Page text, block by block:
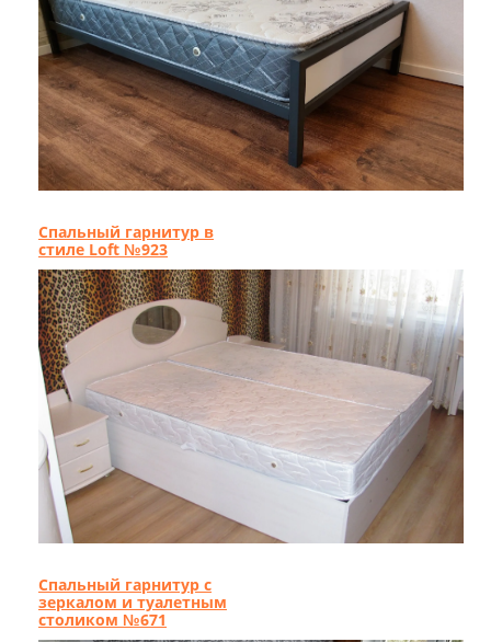
Спальный гарнитур в
стиле Loft №923
Спальный гарнитур с
зеркалом и туалетным
столиком №671